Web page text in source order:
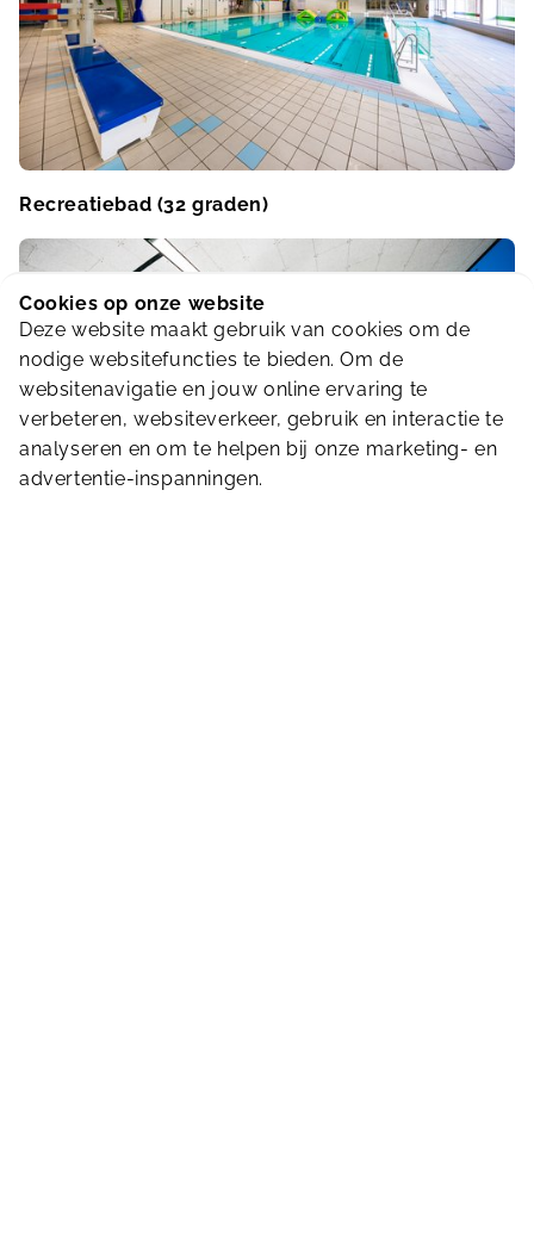
Recreatiebad (32 graden)
Cookies op onze website
Deze website maakt gebruik van cookies om de
nodige websitefuncties te bieden. Om de
websitenavigatie en jouw online ervaring te
verbeteren, websiteverkeer, gebruik en interactie te
analyseren en om te helpen bij onze marketing- en
advertentie-inspanningen.